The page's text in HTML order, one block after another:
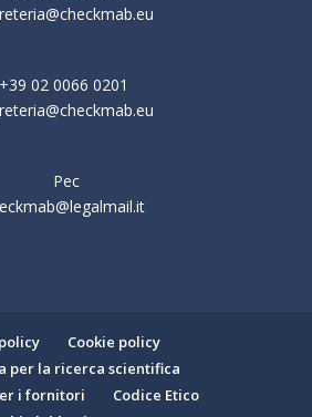
+39 02 0066 0201
Pec
Cookie policy
per la ricerca scientifica
i fornitori
Codice Etico